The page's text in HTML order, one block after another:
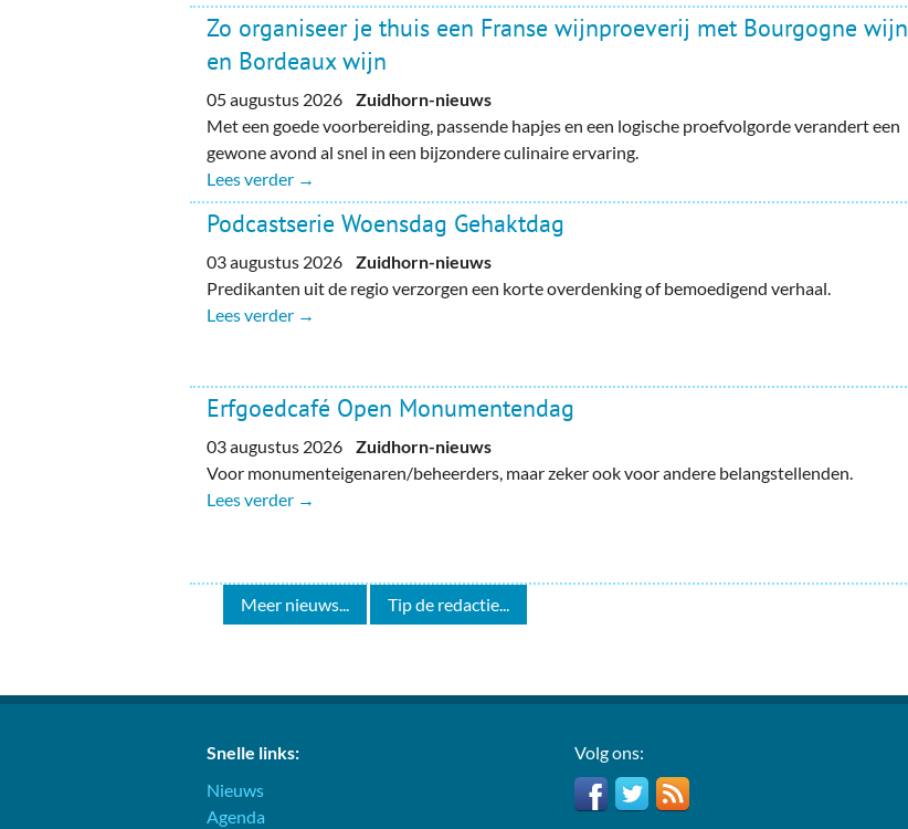
Zo organiseer je thuis een Franse wijnproeverij met Bourgogne wijn
en Bordeaux wijn
05 augustus 2026Zuidhorn-nieuws
Met een goede voorbereiding, passende hapjes en een logische proefvolgorde verandert een
gewone avond al snel in een bijzondere culinaire ervaring.
Lees verder →
Podcastserie Woensdag Gehaktdag
03 augustus 2026Zuidhorn-nieuws
Predikanten uit de regio verzorgen een korte overdenking of bemoedigend verhaal.
Lees verder →
Erfgoedcafé Open Monumentendag
03 augustus 2026Zuidhorn-nieuws
Voor monumenteigenaren/beheerders, maar zeker ook voor andere belangstellenden.
Lees verder →
Meer nieuws... Tip de redactie...
Snelle links:
Nieuws
Agenda
Volg ons: